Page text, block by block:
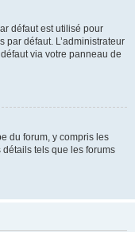
défaut est utilisé pour
par défaut. L’administrateur
via votre panneau de
du forum, y compris les
tels que les forums